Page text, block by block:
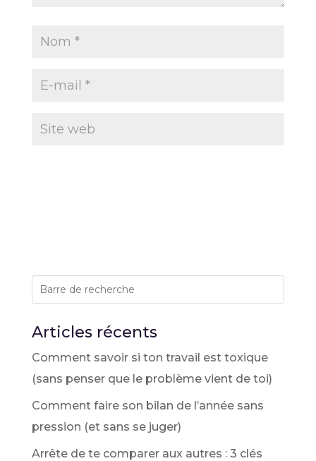
Articles récents
Comment savoir si ton travail est toxique
(sans penser que le problème vient de toi)
Comment faire son bilan de l’année sans
pression (et sans se juger)
Arrête de te comparer aux autres : 3 clés